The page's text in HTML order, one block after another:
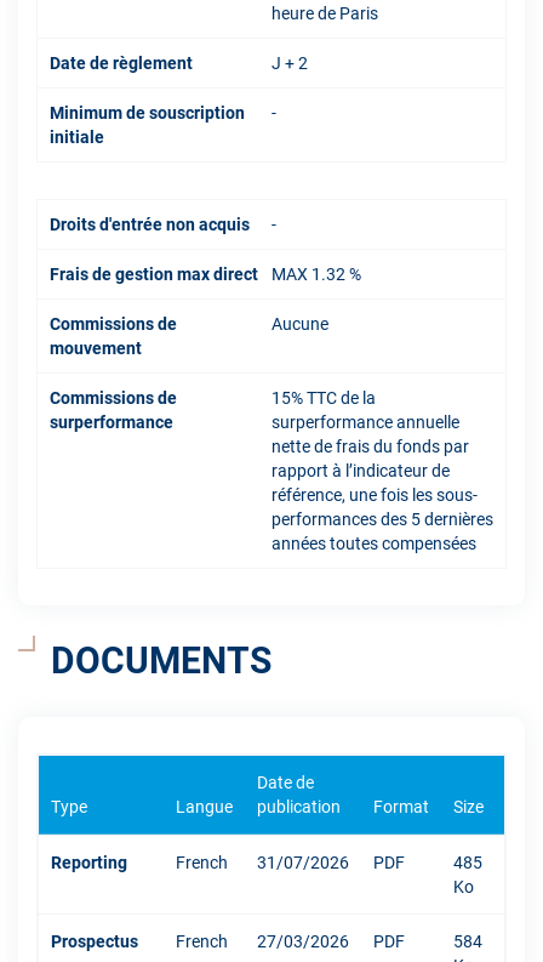
heure de Paris
Date de règlement J + 2
Minimum de souscription
initiale
-
Droits d'entrée non acquis -
Frais de gestion max direct MAX 1.32 %
Commissions de
mouvement
Aucune
Commissions de
surperformance
15% TTC de la
surperformance annuelle
nette de frais du fonds par
rapport à l’indicateur de
référence, une fois les sous-
performances des 5 dernières
années toutes compensées
DOCUMENTS
Type Langue
Date de
publication
Format Size
Reporting French 31/07/2026 PDF
485
Ko
Prospectus French 27/03/2026 PDF
584